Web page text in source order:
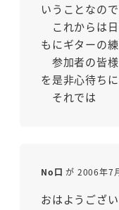
いうことなの
これからは
もにギターの
参加者の皆
を是非心待ち
それでは
No口 が 2006年7
おはようござ